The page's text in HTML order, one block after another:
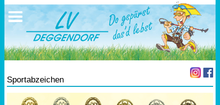
Sportabzeichen
Ausschreibungen
17.05.2026 Triathlon
Ergebnisse
Ergebnisse
Mitgliedschaft
Vereinskleidung
Vorstandschaft